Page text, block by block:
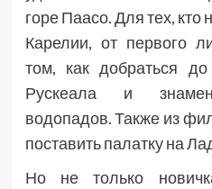
горе Паасо. Для тех, кто
Карелии, от первого
том, как добраться
Рускеала и
водопадов. Также из
поставить палатку на
Но не только